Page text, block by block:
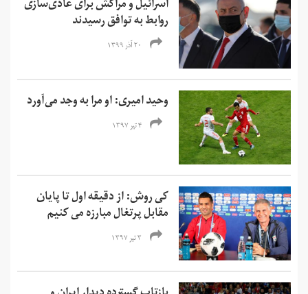
اسرائیل و مراکش برای عادی‌سازی
روابط به توافق رسیدند
۲۰ آذر ۱۳۹۹
وحید امیری: او مرا به وجد می‌‌آورد
۴ تیر ۱۳۹۷
کی روش: از دقیقه اول تا پایان
مقابل پرتغال مبارزه می کنیم
۳ تیر ۱۳۹۷